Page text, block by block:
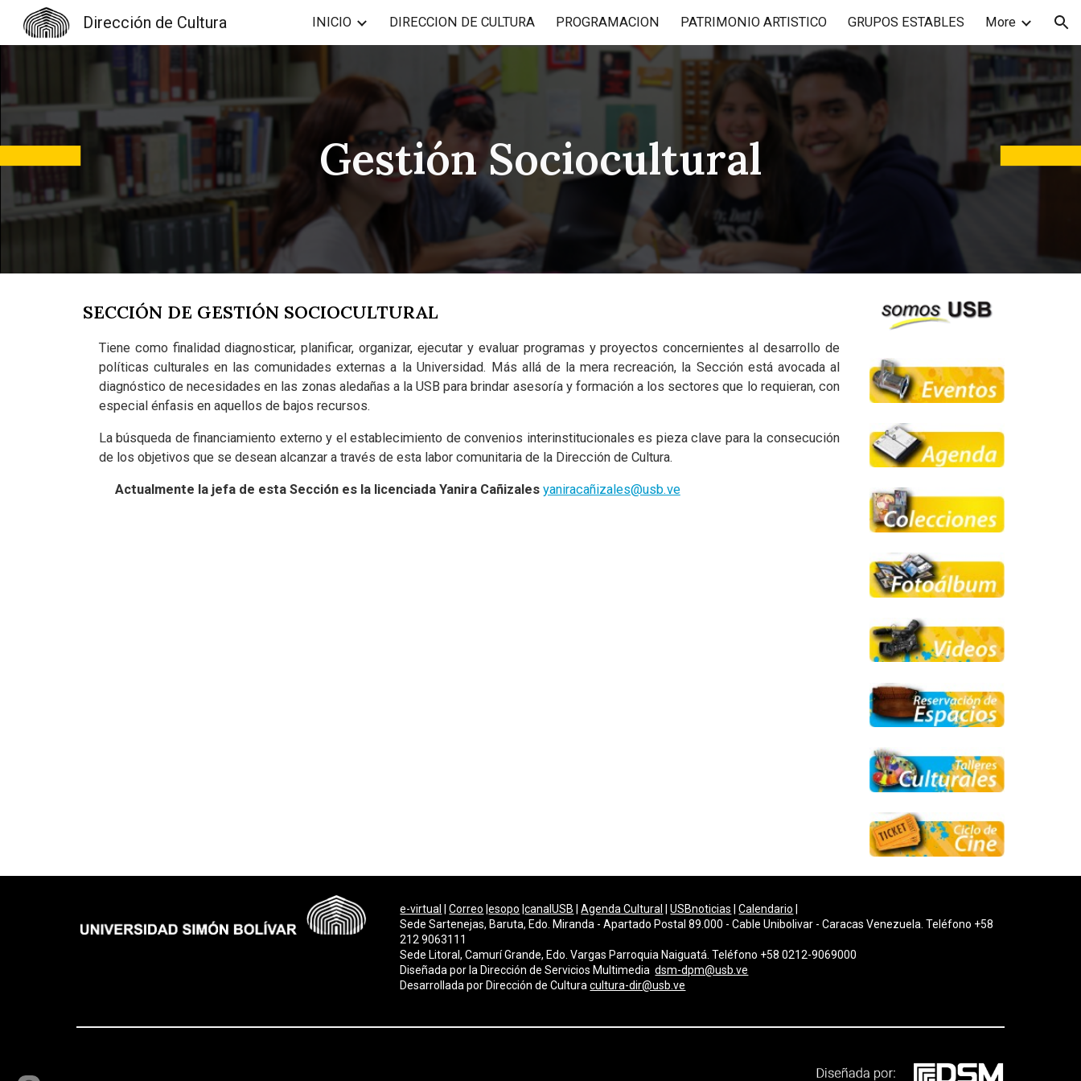
Skip to main content Skip to navigation
Dirección de Cultura INICIO DIRECCION DE CULTURA PROGRAMACION PATRIMONIO ARTISTICO GRUPOS ESTABLES More
Gestión Sociocultural
SECCIÓN DE GESTIÓN SOCIOCULTURAL
Tiene como finalidad diagnosticar, planificar, organizar, ejecutar y evaluar programas y proyectos concernientes al desarrollo de
políticas culturales en las comunidades externas a la Universidad. Más allá de la mera recreación, la Sección está avocada al
diagnóstico de necesidades en las zonas aledañas a la USB para brindar asesoría y formación a los sectores que lo requieran, con
especial énfasis en aquellos de bajos recursos.
La búsqueda de financiamiento externo y el establecimiento de convenios interinstitucionales es pieza clave para la consecución
de los objetivos que se desean alcanzar a través de esta labor comunitaria de la Dirección de Cultura.
Actualmente la jefa de esta Sección es la licenciada Yanira Cañizales yaniracañizales@usb.ve
e-virtual |Correo |esopo |canalUSB |Agenda Cultural |USBnoticias |Calendario
Sede Sartenejas, Baruta, Edo. Miranda - Apartado Postal 89.000 - Cable Unibolivar - Caracas Venezuela. Teléfono +58
212 9063111
Sede Litoral, Camurí Grande, Edo. Vargas Parroquia Naiguatá. Teléfono +58 0212-9069000
Diseñada por la Dirección de Servicios Multimediadsm-dpm@usb.ve
Desarrollada por Dirección de Cultura cultura-dir@usb.ve